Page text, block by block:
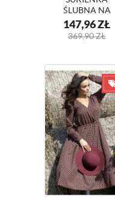
ŚLUBNA NA
JEDNO RAMIĘ
PAULA KM320-4
147,96ZŁ
369,90ZŁ